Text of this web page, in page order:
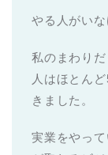
やる人がい
私のまわり
人はほとん
きました。
実業をやっ